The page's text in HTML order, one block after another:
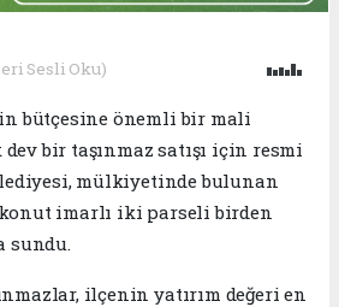
Sesli Oku)
bütçesine önemli bir mali
bir taşınmaz satışı için resmi
mülkiyetinde bulunan
imarlı iki parseli birden
sundu.
ilçenin yatırım değeri en